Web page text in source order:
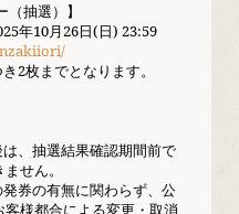
（抽選）】
年10月26日(日) 23:59
2枚までとなります。
、抽選結果確認期間前で
せん。
券の有無に関わらず、公
様都合による変更・取消